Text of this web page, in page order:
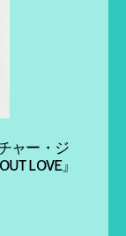
ャー・ジ
LOVE』